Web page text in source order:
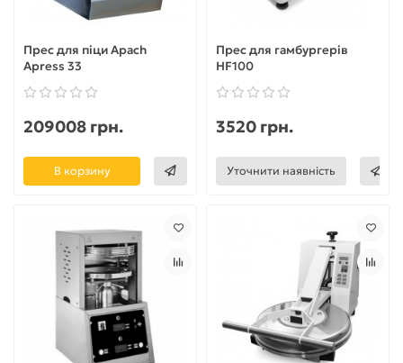
Прес для піци Apach
Apress 33
209008 грн.
В корзину
Прес для гамбургерів
HF100
3520 грн.
Уточнити наявність